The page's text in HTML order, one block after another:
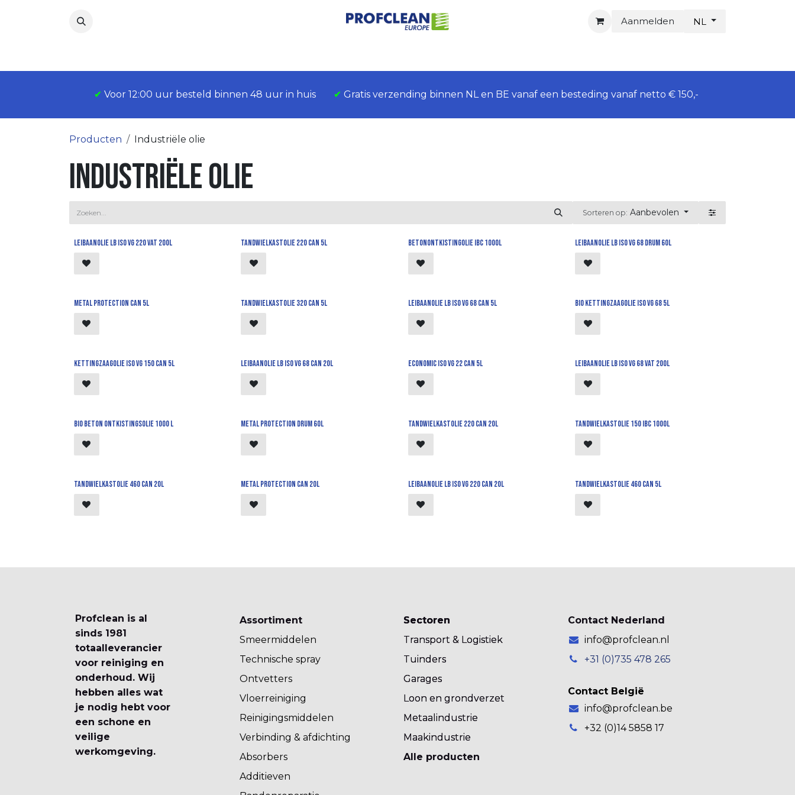
Aanmelden NL
✔ Voor 12:00 uur besteld binnen 48 uur in huis ✔ Gratis verzending binnen NL en BE vanaf een besteding vanaf netto € 150,-
Producten Industriële olie
Industriële olie
Sorteren op: Aanbevolen
Leibaanolie LB iso vg 220 vat 200l Tandwielkastolie 220 can 5l Betonontkistingolie ibc 1000l Leibaanolie LB iso vg 68 drum 60l
Metal protection can 5l Tandwielkastolie 320 can 5l Leibaanolie LB iso vg 68 can 5l Bio kettingzaagolie iso vg 68 5l
Kettingzaagolie iso vg 150 can 5l Leibaanolie LB iso vg 68 can 20l Economic iso vg 22 can 5l Leibaanolie LB iso vg 68 vat 200l
bio beton ontkistingsolie 1000 l Metal Protection drum 60l Tandwielkastolie 220 can 20l Tandwielkastolie 150 ibc 1000L
Tandwielkastolie 460 can 20l Metal protection can 20L Leibaanolie LB iso vg 220 can 20l Tandwielkastolie 460 can 5L
Profclean is al
sinds 1981
totaalleverancier
voor reiniging en
onderhoud. Wij
hebben alles wat
je nodig hebt voor
een schone en
veilige
werkomgeving.
Contact Nederland
info@profclean.nl
+31 (0)735 478 265
Contact België
info@profclean.be
+32 (0)14 5858 17
Sectoren
Transport & Logistiek
Tuinders
Garages
Loon en grondverzet
Metaalindustrie
Maakindustrie
Sectoren
Transport & Logistiek
Tuinders
Garages
Loon en grondverzet
Metaalindustrie
Maakindustrie
Alle producten
Assortiment
Smeermiddelen
Technische spray
Ontvetters
Vloerreiniging
Reinigingsmiddelen
Verbinding & afdichting
Absorbers
Additieven